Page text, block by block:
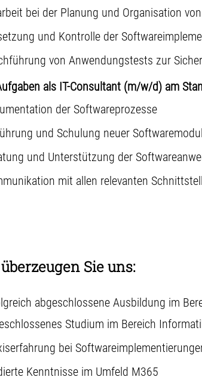
bei der Planung und Organisation
und Kontrolle der
von Anwendungstests zur
als IT-Consultant (m/w/d) am
der Softwareprozesse
und Schulung neuer
und Unterstützung der
mit allen relevanten
Sie uns:
abgeschlossene Ausbildung im
Studium im Bereich
bei
Kenntnisse im Umfeld M365